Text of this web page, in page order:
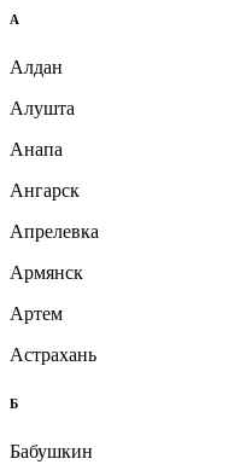
А
Алдан
Алушта
Анапа
Ангарск
Апрелевка
Армянск
Артем
Астрахань
Б
Бабушкин